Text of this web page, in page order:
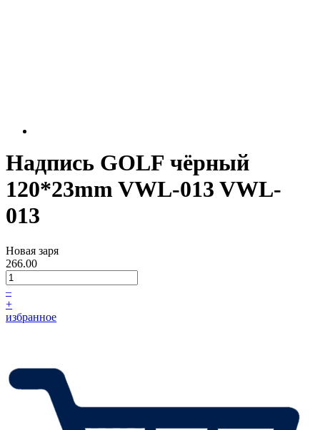
Надпись GOLF чёрный
120*23mm VWL-013 VWL-
013
Новая заря
266.00
–
+
избранное